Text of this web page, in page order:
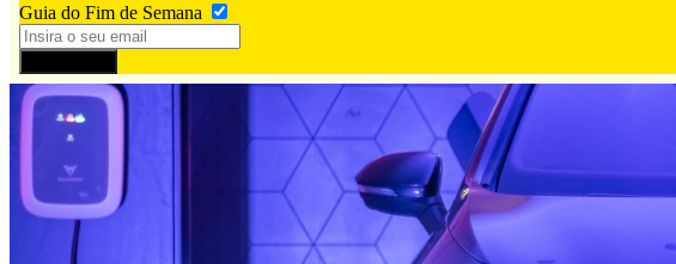
Guia do Fim de Semana